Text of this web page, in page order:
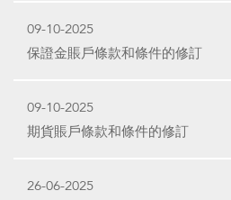
09-10-2025
保證金賬戶條款和條件的修訂
09-10-2025
期貨賬戶條款和條件的修訂
26-06-2025